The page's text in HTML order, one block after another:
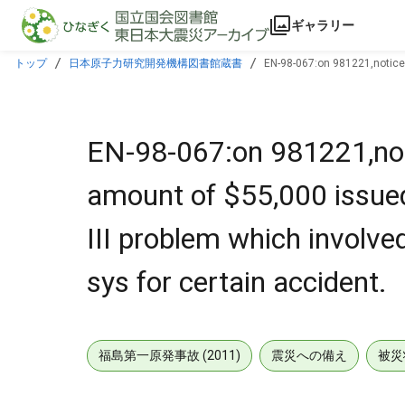
本文に飛ぶ
ギャラリー
トップ 日本原子力研究開発機構図書館蔵書
EN-98-067:on
EN-98-067:on
amount of $55,000
III problem which
sys for certain accident.
福島第一原発事故 (2011) 震災への備え 被災